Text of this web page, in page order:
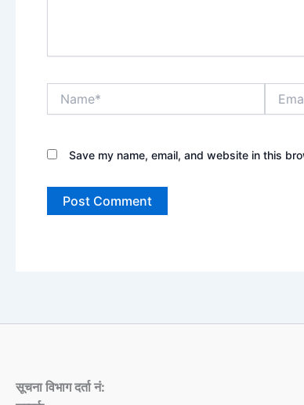
Save my name, email, and website in this
सूचना विभाग दर्ता नं: